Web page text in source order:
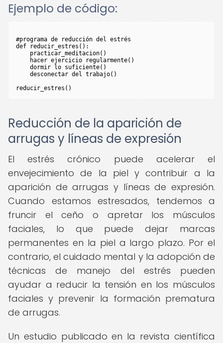
Ejemplo de código:
#programa de reducción del estrés
def reducir_estres():
    practicar_meditacion()
    hacer ejercicio regularmente()
    dormir lo suficiente()
    desconectar del trabajo()
Reducción de la aparición de
arrugas y líneas de expresión
El estrés crónico puede acelerar el
envejecimiento de la piel y contribuir a la
aparición de arrugas y líneas de expresión.
Cuando estamos estresados, tendemos a
fruncir el ceño o apretar los músculos
faciales, lo que puede dejar marcas
permanentes en la piel a largo plazo. Por el
contrario, el cuidado mental y la adopción de
técnicas de manejo del estrés pueden
ayudar a reducir la tensión en los músculos
faciales y prevenir la formación prematura
de arrugas.
Un estudio publicado en la revista científica